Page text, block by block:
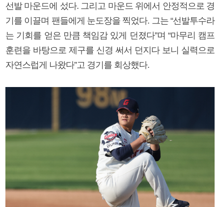
선발 마운드에 섰다. 그리고 마운드 위에서 안정적으로 경
기를 이끌며 팬들에게 눈도장을 찍었다. 그는 “선발투수라
는 기회를 얻은 만큼 책임감 있게 던졌다”며 “마무리 캠프
훈련을 바탕으로 제구를 신경 써서 던지다 보니 실력으로
자연스럽게 나왔다”고 경기를 회상했다.